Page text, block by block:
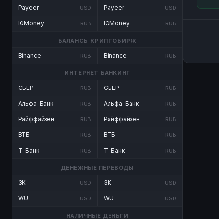
Payeer USD
ЮMoney RUB
Payeer USD
ЮMoney RUB
БАЛАНСЫ КРИПТОБИРЖ
Binance RUB Binance RUB
ИНТЕРНЕТ БАНКИНГ
СБЕР RUB
Альфа-Банк RUB
Райффайзен RUB
ВТБ RUB
Т-Банк RUB
СБЕР RUB
Альфа-Банк RUB
Райффайзен RUB
ВТБ RUB
Т-Банк RUB
ДЕНЕЖНЫЕ ПЕРЕВОДЫ
ЗК USD
WU USD
ЗК USD
WU USD
НАЛИЧНЫЕ ДЕНЬГИ